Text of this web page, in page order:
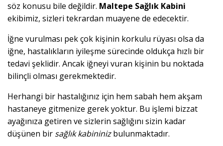
söz konusu bile değildir. Maltepe Sağlık Kabini
ekibimiz, sizleri tekrardan muayene de edecektir.
İğne vurulması pek çok kişinin korkulu rüyası olsa da
iğne, hastalıkların iyileşme sürecinde oldukça hızlı bir
tedavi şeklidir. Ancak iğneyi vuran kişinin bu noktada
bilinçli olması gerekmektedir.
Herhangi bir hastalığınız için hem sabah hem akşam
hastaneye gitmenize gerek yoktur. Bu işlemi bizzat
ayağınıza getiren ve sizlerin sağlığını sizin kadar
düşünen bir sağlık kabininizbulunmaktadır.